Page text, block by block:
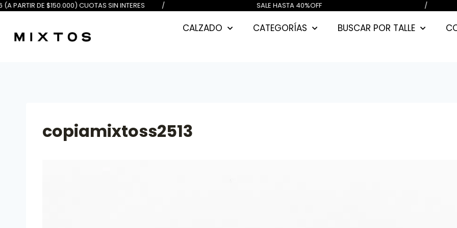
$100.000) 6 (A PARTIR DE $150.000) CUOTAS SIN INTERES / SALE
CALZADO CATEGORÍAS BUSCAR POR TALLE
copiamixtoss2513